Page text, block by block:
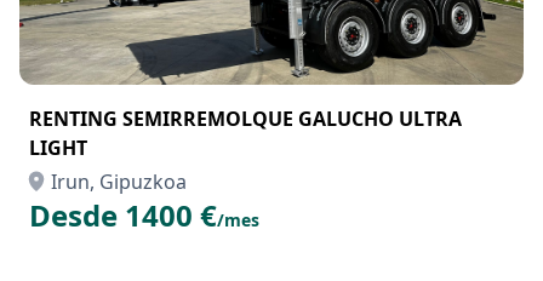
RENTING SEMIRREMOLQUE GALUCHO ULTRA
LIGHT
Irun, Gipuzkoa
Desde 1400 €/mes